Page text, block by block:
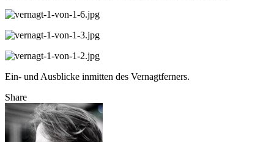
Ein- und Ausblicke inmitten des Vernagtferners.
Share